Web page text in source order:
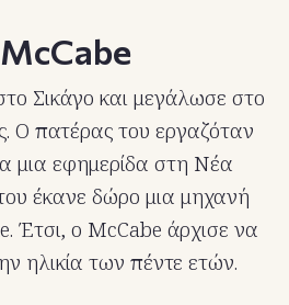
Σικάγο και μεγάλωσε στο
Ο πατέρας του εργαζόταν
μια εφημερίδα στη Νέα
έκανε δώρο μια μηχανή
Έτσι, ο McCabe άρχισε να
ηλικία των πέντε ετών.